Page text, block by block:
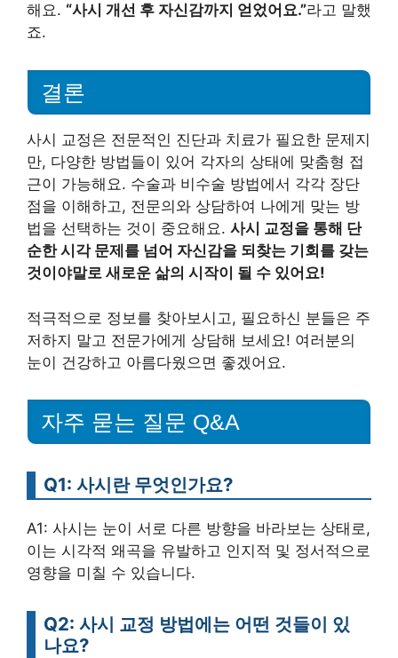
해요. “사시 개선 후 자신감까지 얻었어요.”라고 말했
죠.
결론
사시 교정은 전문적인 진단과 치료가 필요한 문제지
만, 다양한 방법들이 있어 각자의 상태에 맞춤형 접
근이 가능해요. 수술과 비수술 방법에서 각각 장단
점을 이해하고, 전문의와 상담하여 나에게 맞는 방
법을 선택하는 것이 중요해요. 사시 교정을 통해 단
순한 시각 문제를 넘어 자신감을 되찾는 기회를 갖는
것이야말로 새로운 삶의 시작이 될 수 있어요!
적극적으로 정보를 찾아보시고, 필요하신 분들은 주
저하지 말고 전문가에게 상담해 보세요! 여러분의
눈이 건강하고 아름다웠으면 좋겠어요.
자주 묻는 질문 Q&A
Q1: 사시란 무엇인가요?
A1: 사시는 눈이 서로 다른 방향을 바라보는 상태로,
이는 시각적 왜곡을 유발하고 인지적 및 정서적으로
영향을 미칠 수 있습니다.
Q2: 사시 교정 방법에는 어떤 것들이 있
나요?